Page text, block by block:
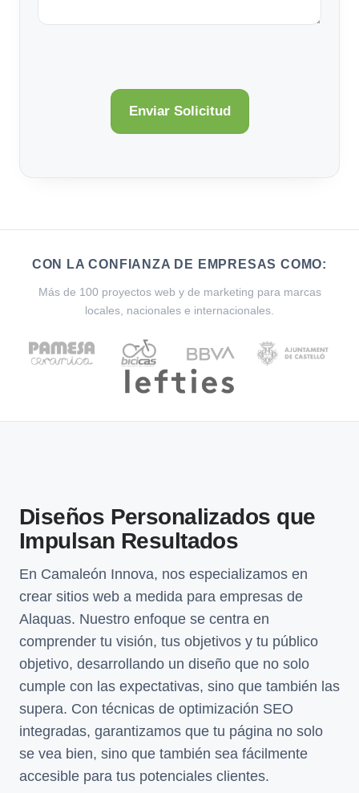
CON LA CONFIANZA DE EMPRESAS COMO:
Más de 100 proyectos web y de marketing para marcas
locales, nacionales e internacionales.
Diseños Personalizados que
Impulsan Resultados
En Camaleón Innova, nos especializamos en
crear sitios web a medida para empresas de
Alaquas. Nuestro enfoque se centra en
comprender tu visión, tus objetivos y tu público
objetivo, desarrollando un diseño que no solo
cumple con las expectativas, sino que también las
supera. Con técnicas de optimización SEO
integradas, garantizamos que tu página no solo
se vea bien, sino que también sea fácilmente
accesible para tus potenciales clientes.